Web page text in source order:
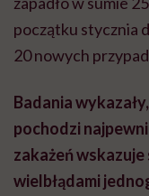
początku stycznia
20 nowych
Badania
pochodzi
zakażeń
wielbłądami